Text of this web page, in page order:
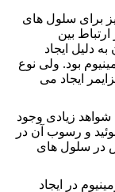
برای سلول های
اولین بار ارتباط بین
دلیل ایجاد
بود. ولی نوع
ایجاد می
زیادی وجود
و رسوب آن در
در سلول های
در ایجاد